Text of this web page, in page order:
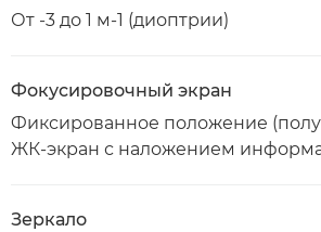
От -3 до 1 м-1 (диоптрии)
Фокусировочный экран
Фиксированное положение
ЖК-экран с наложением
Зеркало